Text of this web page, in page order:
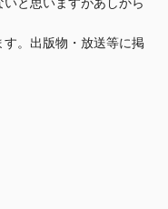
。出版物・放送等に掲